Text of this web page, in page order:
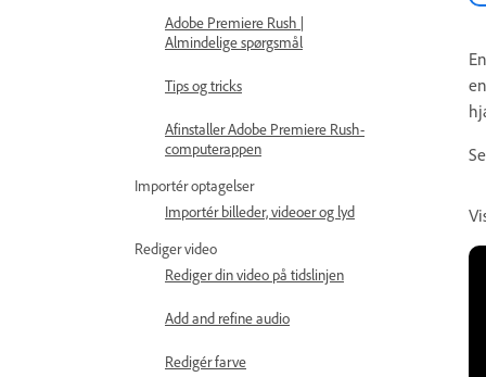
Adobe Premiere Rush |
Almindelige spørgsmål
Tips og tricks
Afinstaller Adobe Premiere Rush-
computerappen
Importér optagelser
Importér billeder, videoer og lyd
Rediger video
Rediger din video på tidslinjen
Add and refine audio
Redigér farve